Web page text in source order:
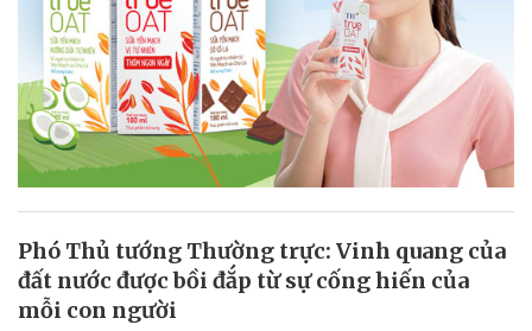
Phó Thủ tướng Thường trực: Vinh quang của
đất nước được bồi đắp từ sự cống hiến của
mỗi con người